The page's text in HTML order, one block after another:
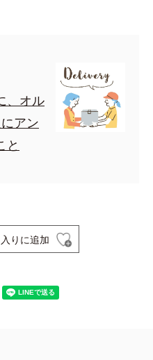
、オル
アン
と
りに追加